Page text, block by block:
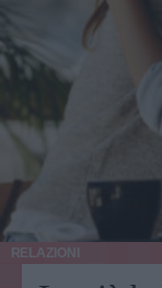
RELAZIONI